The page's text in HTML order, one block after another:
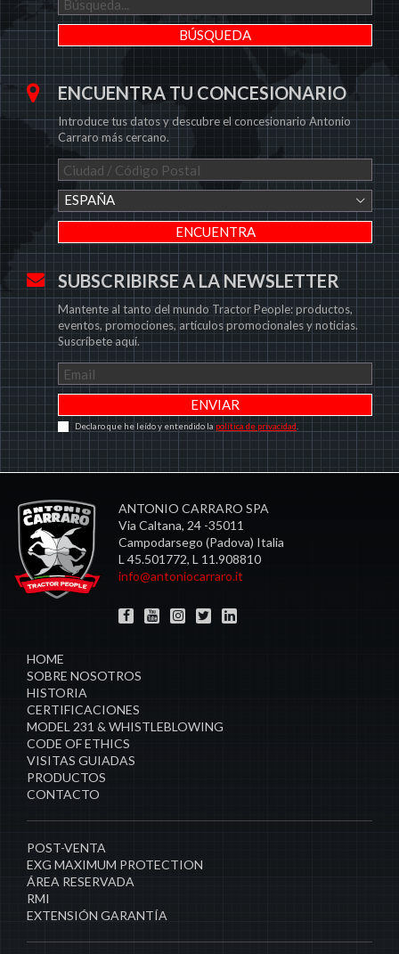
ENCUENTRA TU CONCESIONARIO
Introduce tus datos y descubre el concesionario Antonio
Carraro más cercano.
ESPAÑA
SUBSCRIBIRSE A LA NEWSLETTER
Mantente al tanto del mundo Tractor People: productos,
eventos, promociones, artículos promocionales y noticias.
Suscríbete aquí.
Declaro que he leído y entendido la política de privacidad
ANTONIO CARRARO SPA
Via Caltana, 24 -35011
Campodarsego (Padova) Italia
L 45.501772, L 11.908810
info@antoniocarraro.it
HOME
SOBRE NOSOTROS
HISTORIA
CERTIFICACIONES
MODEL 231 & WHISTLEBLOWING
CODE OF ETHICS
VISITAS GUIADAS
PRODUCTOS
CONTACTO
POST-VENTA
EXG MAXIMUM PROTECTION
ÁREA RESERVADA
RMI
EXTENSIÓN GARANTÍA